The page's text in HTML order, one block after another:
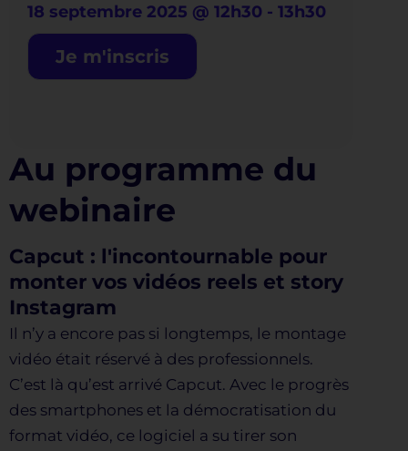
18 septembre 2025 @ 12h30 - 13h30
Je m'inscris
Au programme du
webinaire
Capcut : l'incontournable pour
monter vos vidéos reels et story
Instagram
Il n’y a encore pas si longtemps, le montage
vidéo était réservé à des professionnels.
C’est là qu’est arrivé Capcut. Avec le progrès
des smartphones et la démocratisation du
format vidéo, ce logiciel a su tirer son